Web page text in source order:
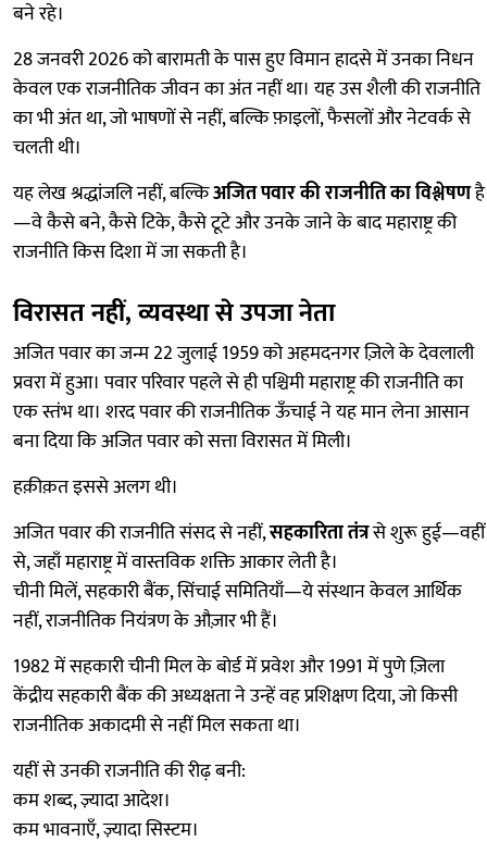
बने रहे।
28 जनवरी 2026 को बारामती के पास हुए विमान हादसे में उनका निधन
केवल एक राजनीतिक जीवन का अंत नहीं था। यह उस शैली की राजनीति
का भी अंत था, जो भाषणों से नहीं, बल्कि फ़ाइलों, फैसलों और नेटवर्क से
चलती थी।
यह लेख श्रद्धांजलि नहीं, बल्किअजित पवार की राजनीति का विश्लेषणहै
—वे कैसे बने, कैसे टिके, कैसे टूटे और उनके जाने के बाद महाराष्ट्र की
राजनीति किस दिशा में जा सकती है।
विरासत नहीं, व्यवस्था से उपजा नेता
अजित पवार का जन्म 22 जुलाई 1959 को अहमदनगर ज़िले के देवलाली
प्रवरा में हुआ। पवार परिवार पहले से ही पश्चिमी महाराष्ट्र की राजनीति का
एक स्तंभ था। शरद पवार की राजनीतिक ऊँचाई ने यह मान लेना आसान
बना दिया कि अजित पवार को सत्ता विरासत में मिली।
हक़ीक़त इससे अलग थी।
अजित पवार की राजनीति संसद से नहीं,सहकारिता तंत्रसे शुरू हुई—वहीं
से, जहाँ महाराष्ट्र में वास्तविक शक्ति आकार लेती है।
चीनी मिलें, सहकारी बैंक, सिंचाई समितियाँ—ये संस्थान केवल आर्थिक
नहीं, राजनीतिक नियंत्रण के औज़ार भी हैं।
1982 में सहकारी चीनी मिल के बोर्ड में प्रवेश और 1991 में पुणे ज़िला
केंद्रीय सहकारी बैंक की अध्यक्षता ने उन्हें वह प्रशिक्षण दिया, जो किसी
राजनीतिक अकादमी से नहीं मिल सकता था।
यहीं से उनकी राजनीति की रीढ़ बनी:
कम शब्द, ज़्यादा आदेश।
कम भावनाएँ, ज़्यादा सिस्टम।